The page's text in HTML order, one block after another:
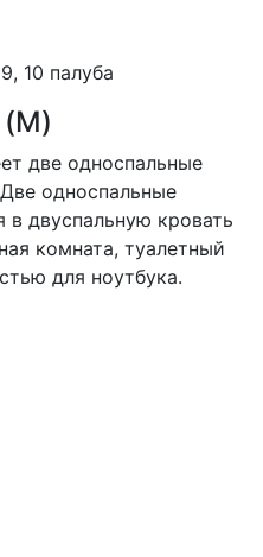
10 палуба
две односпальные
односпальные
двуспальную кровать
комната, туалетный
для ноутбука.